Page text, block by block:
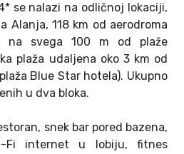
se nalazi na odličnoj lokaciji,
Alanja, 118 km od aerodroma
na svega 100 m od plaže
plaža udaljena oko 3 km od
Blue Star hotela). Ukupno
u dva bloka.
snek bar pored bazena,
Fi internet u lobiju, fitnes